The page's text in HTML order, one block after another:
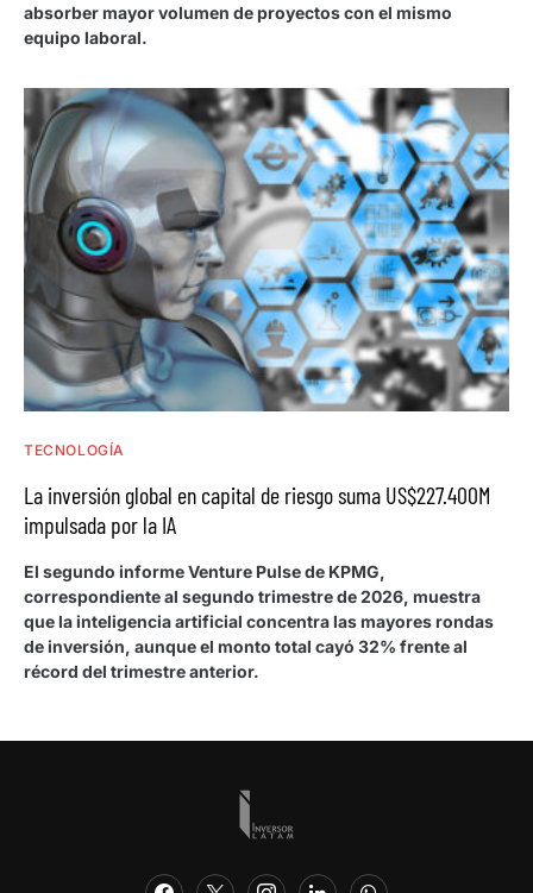
absorber mayor volumen de proyectos con el mismo
equipo laboral.
TECNOLOGÍA
La inversión global en capital de riesgo suma US$227.400M
impulsada por la IA
El segundo informe Venture Pulse de KPMG,
correspondiente al segundo trimestre de 2026, muestra
que la inteligencia artificial concentra las mayores rondas
de inversión, aunque el monto total cayó 32% frente al
récord del trimestre anterior.